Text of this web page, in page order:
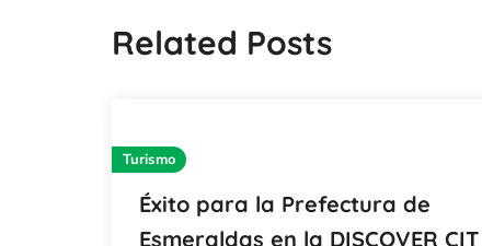
Related Posts
Turismo
Éxito para la Prefectura de
Esmeraldas en la DISCOVER CIT